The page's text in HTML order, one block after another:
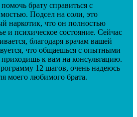
брату справиться с
Подсел на соли, это
наркотик, что он полностью
и психическое состояние. Сейчас
благодаря врачам вашей
что общаешься с опытными
приходишь к вам на консультацию.
12 шагов, очень надеюсь
моего любимого брата.